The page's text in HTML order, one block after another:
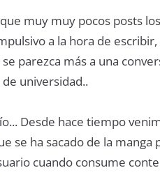
muy muy pocos posts
a la hora de
parezca más a una
universidad..
Desde hace tiempo
se ha sacado de la
cuando consume